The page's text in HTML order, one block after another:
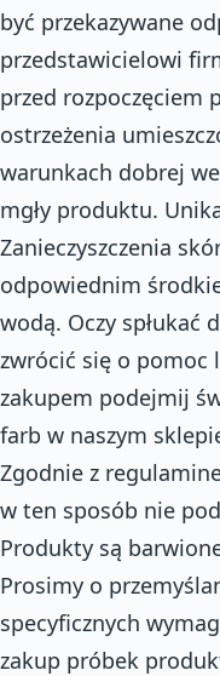
być przekazywane
przedstawicielowi
przed rozpoczęciem
ostrzeżenia
warunkach dobrej
mgły produktu.
Zanieczyszczenia
odpowiednim
wodą. Oczy spłukać
zwrócić się o pomoc
zakupem podejmij
farb w naszym
Zgodnie z
w ten sposób nie
Produkty są
Prosimy o
specyficznych
zakup próbek